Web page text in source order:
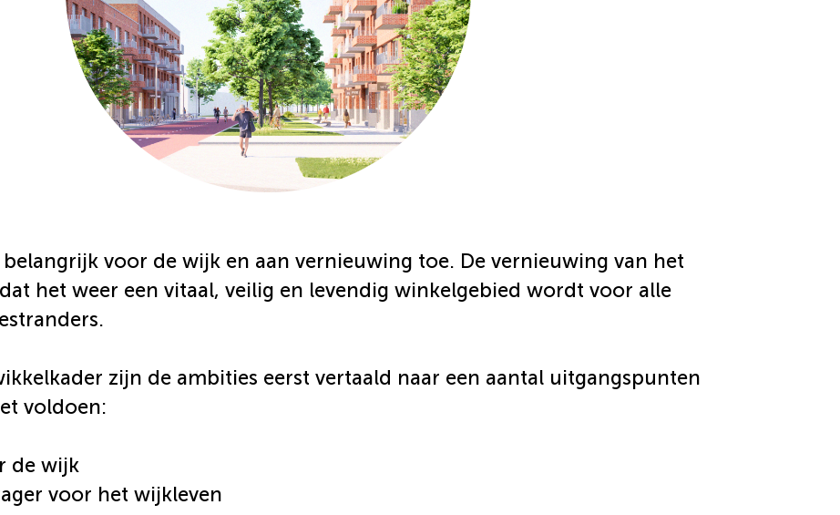
voor de wijk en aan vernieuwing toe. De vernieuwing van het
het weer een vitaal, veilig en levendig winkelgebied wordt voor alle
zijn de ambities eerst vertaald naar een aantal uitgangspunten
voldoen:
de wijk
voor het wijkleven